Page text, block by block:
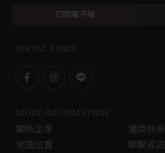
訂閱電子報
SOCIAL LINKS
F
c
b
o
I
s
L
n
MORE INFORMATION
關係企業
獲獎殊榮
地理位置
聯繫資訊